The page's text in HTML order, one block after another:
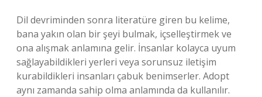
Dil devriminden sonra literatüre giren bu kelime,
bana yakın olan bir şeyi bulmak, içselleştirmek ve
ona alışmak anlamına gelir. İnsanlar kolayca uyum
sağlayabildikleri yerleri veya sorunsuz iletişim
kurabildikleri insanları çabuk benimserler. Adopt
aynı zamanda sahip olma anlamında da kullanılır.